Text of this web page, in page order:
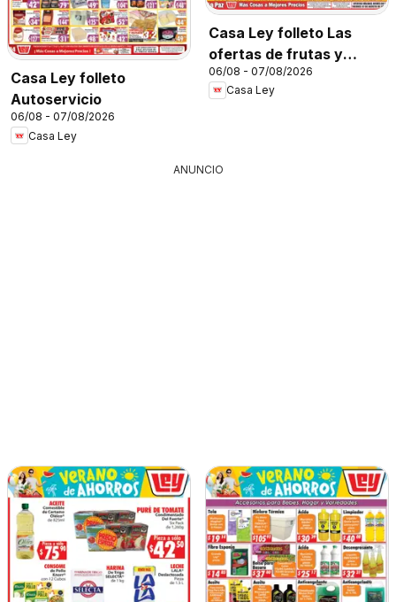
Casa Ley folleto
Autoservicio
06/08 - 07/08/2026
Casa Ley
Casa Ley folleto Las
ofertas de frutas y
verdunas
06/08 - 07/08/2026
Casa Ley
ANUNCIO